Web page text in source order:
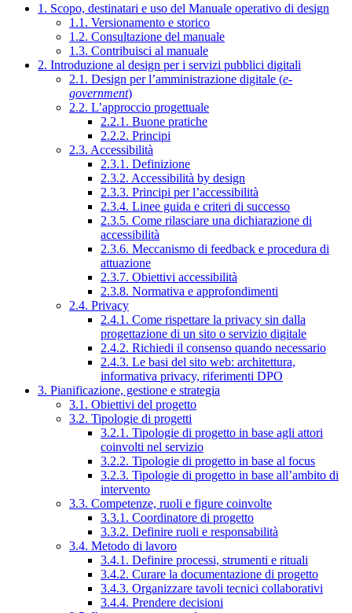
1. Scopo, destinatari e uso del Manuale operativo di design
1.1. Versionamento e storico
1.2. Consultazione del manuale
1.3. Contribuisci al manuale
2. Introduzione al design per i servizi pubblici digitali
2.1. Design per l’amministrazione digitale (e-
government)
2.2. L’approccio progettuale
2.2.1. Buone pratiche
2.2.2. Principi
2.3. Accessibilità
2.3.1. Definizione
2.3.2. Accessibilità by design
2.3.3. Principi per l’accessibilità
2.3.4. Linee guida e criteri di successo
2.3.5. Come rilasciare una dichiarazione di
accessibilità
2.3.6. Meccanismo di feedback e procedura di
attuazione
2.3.7. Obiettivi accessibilità
2.3.8. Normativa e approfondimenti
2.4. Privacy
2.4.1. Come rispettare la privacy sin dalla
progettazione di un sito o servizio digitale
2.4.2. Richiedi il consenso quando necessario
2.4.3. Le basi del sito web: architettura,
informativa privacy, riferimenti DPO
3. Pianificazione, gestione e strategia
3.1. Obiettivi del progetto
3.2. Tipologie di progetti
3.2.1. Tipologie di progetto in base agli attori
coinvolti nel servizio
3.2.2. Tipologie di progetto in base al focus
3.2.3. Tipologie di progetto in base all’ambito di
intervento
3.3. Competenze, ruoli e figure coinvolte
3.3.1. Coordinatore di progetto
3.3.2. Definire ruoli e responsabilità
3.4. Metodo di lavoro
3.4.1. Definire processi, strumenti e rituali
3.4.2. Curare la documentazione di progetto
3.4.3. Organizzare tavoli tecnici collaborativi
3.4.4. Prendere decisioni